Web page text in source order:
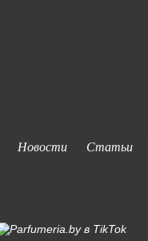
Новости
Статьи